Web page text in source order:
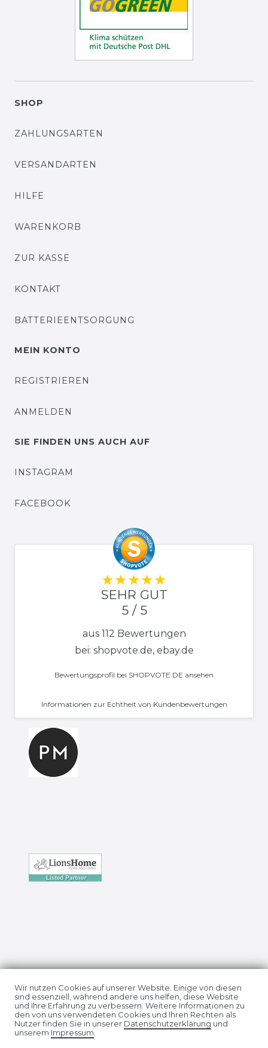
SHOP
ZAHLUNGSARTEN
VERSANDARTEN
HILFE
WARENKORB
ZUR KASSE
KONTAKT
BATTERIEENTSORGUNG
MEIN KONTO
REGISTRIEREN
ANMELDEN
SIE FINDEN UNS AUCH AUF
INSTAGRAM
FACEBOOK
SEHR GUT
5 / 5
aus 112 Bewertungen
bei: shopvote.de, ebay.de
Bewertungsprofil bei SHOPVOTE.DE ansehen
Informationen zur Echtheit von Kundenbewertungen
Impressum Daten­schutz­erklärung
Wir nutzen Cookies auf unserer Website. Einige von diesen
sind essenziell, während andere uns helfen, diese Website
und Ihre Erfahrung zu verbessern. Weitere Informationen zu
den von uns verwendeten Cookies und Ihren Rechten als
Nutzer finden Sie in unserer Daten­schutz­erklärung und
unserem Impressum.